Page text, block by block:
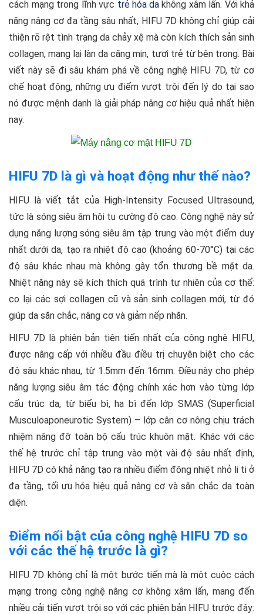
cách mạng trong lĩnh vực trẻ hóa dakhông xâm lấn. Với khả
năng nâng cơ đa tầng sâu nhất, HIFU 7D không chỉ giúp cải
thiện rõ rệt tình trạng da chảy xệ mà còn kích thích sản sinh
collagen, mang lại làn da căng mịn, tươi trẻ từ bên trong. Bài
viết này sẽ đi sâu khám phá về công nghệ HIFU 7D, từ cơ
chế hoạt động, những ưu điểm vượt trội đến lý do tại sao
nó được mệnh danh là giải pháp nâng cơ hiệu quả nhất hiện
nay.
HIFU 7D là gì và hoạt động như thế nào?
HIFU là viết tắt của High-Intensity Focused Ultrasound,
tức là sóng siêu âm hội tụ cường độ cao. Công nghệ này sử
dụng năng lượng sóng siêu âm tập trung vào một điểm duy
nhất dưới da, tạo ra nhiệt độ cao (khoảng 60-70°C) tại các
độ sâu khác nhau mà không gây tổn thương bề mặt da.
Nhiệt năng này sẽ kích thích quá trình tự nhiên của cơ thể:
co lại các sợi collagen cũ và sản sinh collagen mới, từ đó
giúp da săn chắc, nâng cơ và giảm nếp nhăn.
HIFU 7D là phiên bản tiên tiến nhất của công nghệ HIFU,
được nâng cấp với nhiều đầu điều trị chuyên biệt cho các
độ sâu khác nhau, từ 1.5mm đến 16mm. Điều này cho phép
năng lượng siêu âm tác động chính xác hơn vào từng lớp
cấu trúc da, từ biểu bì, hạ bì đến lớp SMAS (Superficial
Musculoaponeurotic System) – lớp cân cơ nông chịu trách
nhiệm nâng đỡ toàn bộ cấu trúc khuôn mặt. Khác với các
thế hệ trước chỉ tập trung vào một vài độ sâu nhất định,
HIFU 7D có khả năng tạo ra nhiều điểm đông nhiệt nhỏ li ti ở
đa tầng, tối ưu hóa hiệu quả nâng cơ và săn chắc da toàn
diện.
Điểm nổi bật của công nghệ HIFU 7D so
với các thế hệ trước là gì?
HIFU 7D không chỉ là một bước tiến mà là một cuộc cách
mạng trong công nghệ nâng cơ không xâm lấn, mang đến
nhiều cải tiến vượt trội so với các phiên bản HIFU trước đây: